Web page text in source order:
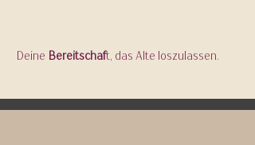
Deine Bereitschaft, das Alte loszulassen.